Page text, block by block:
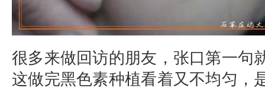
很多来做回访的朋友，张口第一句
这做完黑色素种植看着又不均匀，